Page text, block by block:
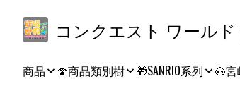
商品 🍄商品類別樹 🎁SANRIO系列 🐽